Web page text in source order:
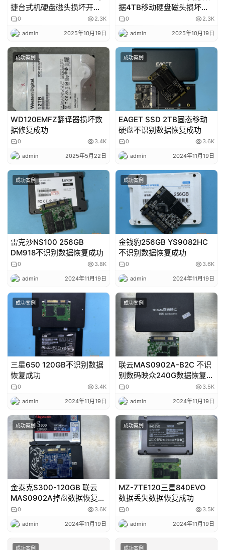
捷台式机硬盘磁头损坏开盘
数据恢复成功
0 2.3K
admin 2025年10月19日
据4TB移动硬盘磁头损坏开
盘数据恢复成功
0 2.3K
admin 2025年10月19日
成功案例
WD120EMFZ翻译器损坏数
据修复成功
0 3.4K
admin 2025年5月22日
成功案例
EAGET SSD 2TB固态移动
硬盘不识别数据恢复成功
0 3.6K
admin 2024年11月19日
成功案例
雷克沙NS100 256GB
DM918不识别数据恢复成功
0 3.8K
admin 2024年11月19日
成功案例
金钱豹256GB YS9082HC
不识别数据恢复成功
0 3.6K
admin 2024年11月19日
成功案例
三星650 120GB不识别数据
恢复成功
0 3.4K
admin 2024年11月19日
成功案例
联云MAS0902A-B2C 不识
别数码映众240G数据恢复成
功0 3.5K
admin 2024年11月19日
成功案例
金泰克S300-120GB 联云
MAS0902A掉盘数据恢复成
功0 3.6K
admin 2024年11月19日
成功案例
MZ-7TE120三星840EVO
数据丢失数据恢复成功
0 3.5K
admin 2024年11月19日
成功案例 成功案例